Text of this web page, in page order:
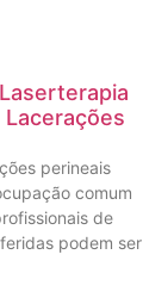
perineais
comum
de
podem ser